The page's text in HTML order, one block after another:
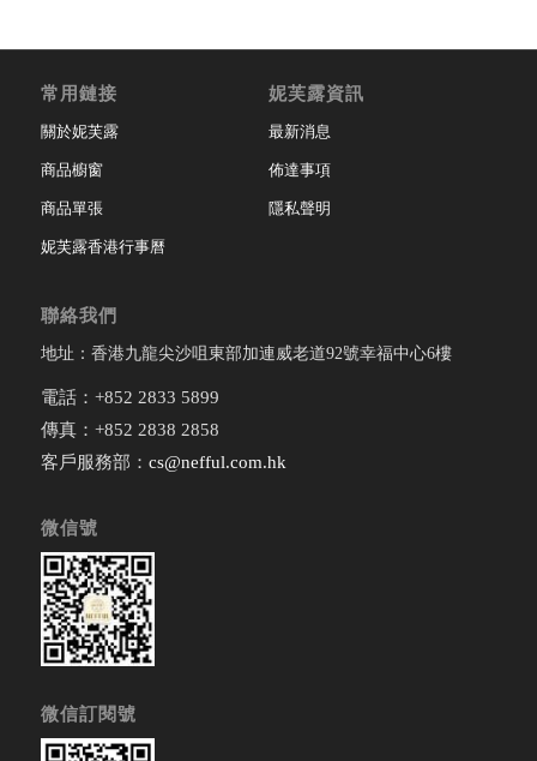
常用鏈接
關於妮芙露
商品櫥窗
商品單張
妮芙露香港行事曆
妮芙露資訊
最新消息
佈達事項
隱私聲明
聯絡我們
地址：香港九龍尖沙咀東部加連威老道92號幸福中心6樓
電話：+852 2833 5899
傳真：+852 2838 2858
客戶服務部： cs@nefful.com.hk
微信號
微信訂閱號